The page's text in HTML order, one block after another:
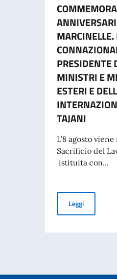
PRESIDENTE
MINISTRI E
ESTERI E
TAJANI
L’8 agosto
Sacrificio del
istituita con...
Leggi